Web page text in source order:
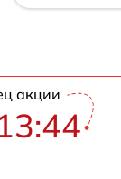
акции